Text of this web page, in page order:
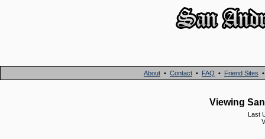
About • Contact • FAQ • Friend Sites
Viewing
Last